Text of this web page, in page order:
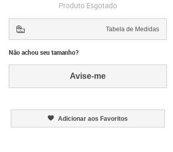
Produto Esgotado
Tabela de Medidas
Não achou seu tamanho?
Avise-me
Adicionar aos Favoritos